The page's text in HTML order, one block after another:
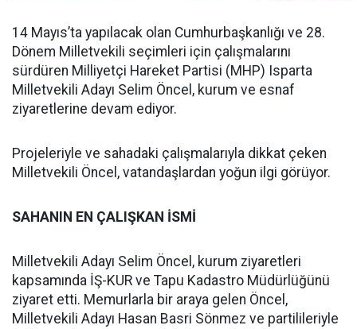
14 Mayıs’ta yapılacak olan Cumhurbaşkanlığı ve 28.
Dönem Milletvekili seçimleri için çalışmalarını
sürdüren Milliyetçi Hareket Partisi (MHP) Isparta
Milletvekili Adayı Selim Öncel, kurum ve esnaf
ziyaretlerine devam ediyor.
Projeleriyle ve sahadaki çalışmalarıyla dikkat çeken
Milletvekili Öncel, vatandaşlardan yoğun ilgi görüyor.
SAHANIN EN ÇALIŞKAN İSMİ
Milletvekili Adayı Selim Öncel, kurum ziyaretleri
kapsamında İŞ-KUR ve Tapu Kadastro Müdürlüğünü
ziyaret etti. Memurlarla bir araya gelen Öncel,
Milletvekili Adayı Hasan Basri Sönmez ve partilileriyle